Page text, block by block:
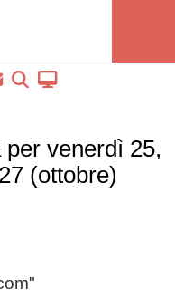
venerdì 25,
(ottobre)